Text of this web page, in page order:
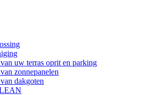
uw terras oprit en parking
zonnepanelen
dakgoten